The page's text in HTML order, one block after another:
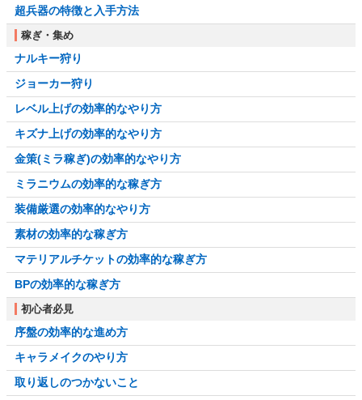
超兵器の特徴と入手方法
稼ぎ・集め
ナルキー狩り
ジョーカー狩り
レベル上げの効率的なやり方
キズナ上げの効率的なやり方
金策(ミラ稼ぎ)の効率的なやり方
ミラニウムの効率的な稼ぎ方
装備厳選の効率的なやり方
素材の効率的な稼ぎ方
マテリアルチケットの効率的な稼ぎ方
BPの効率的な稼ぎ方
初心者必見
序盤の効率的な進め方
キャラメイクのやり方
取り返しのつかないこと